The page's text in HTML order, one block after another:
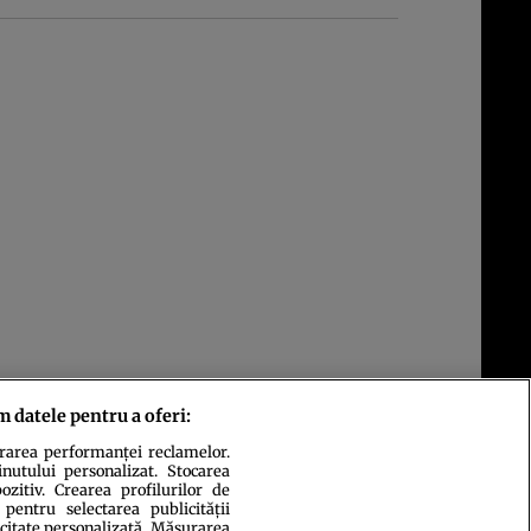
datele pentru a oferi:
performanței reclamelor.
personalizat. Stocarea
Crearea profilurilor de
selectarea publicității
personalizată. Măsurarea